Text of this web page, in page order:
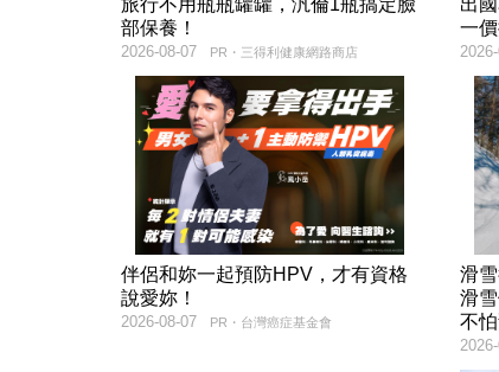
旅行不用瓶瓶罐罐，汎倫1瓶搞定臉
部保養！
PR・三得利健康網路商店
2026-08-07
出
一
伴侶和妳一起預防HPV，才有資格
說愛妳！
PR・台灣癌症基金會
2026-08-07
滑
滑
不